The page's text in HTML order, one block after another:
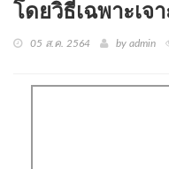
โดยวิธีเฉพาะเ
05 ส.ค. 2564 by admin